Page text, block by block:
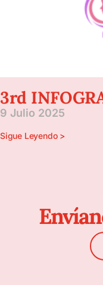
3rd
9 Julio 2025
Sigue Leyendo >